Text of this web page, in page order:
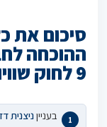
סיכום את
ההוכחה
9 לחוק שוויון הזדמנויות בעבודה.
בענייןניצנית